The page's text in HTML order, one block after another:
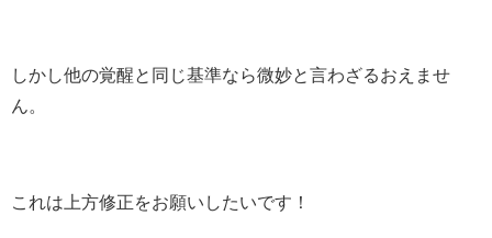
しかし他の覚醒と同じ基準なら微妙と言わざるおえませ
ん。
これは上方修正をお願いしたいです！